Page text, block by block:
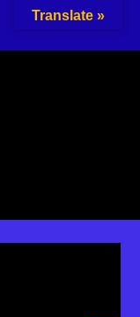
Translate »